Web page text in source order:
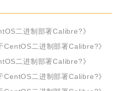
二进制部署Calibre?》
CentOS二进制部署Calibre?》
二进制部署Calibre?》
CentOS二进制部署Calibre?》